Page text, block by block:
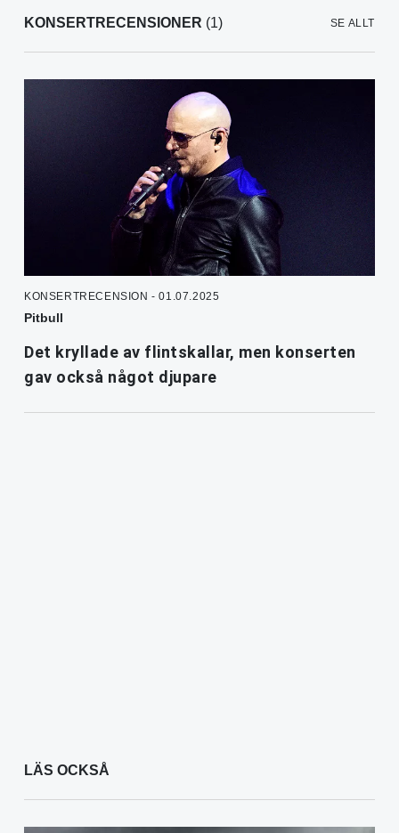
KONSERTRECENSIONER (1) SE ALLT
KONSERTRECENSION - 01.07.2025
Pitbull
Det kryllade av flintskallar, men konserten
gav också något djupare
LÄS OCKSÅ